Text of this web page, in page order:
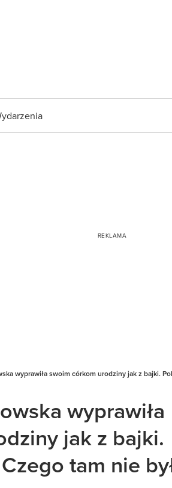
wyprawiła swoim córkom urodziny jak z bajki.
wyprawiła
jak z bajki.
tam nie